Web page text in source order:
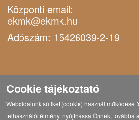
Központi email:
ekmk@ekmk.hu
Adószám: 15426039-2-19
Cookie tájékoztató
Weboldalunk sütiket (cookie) használ működése
felhasználói élményt nyújthassa Önnek, továbbá